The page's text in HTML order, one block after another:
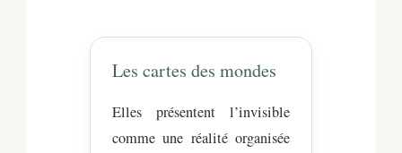
Les cartes des mondes
Elles présentent l’invisible
comme une réalité organisée